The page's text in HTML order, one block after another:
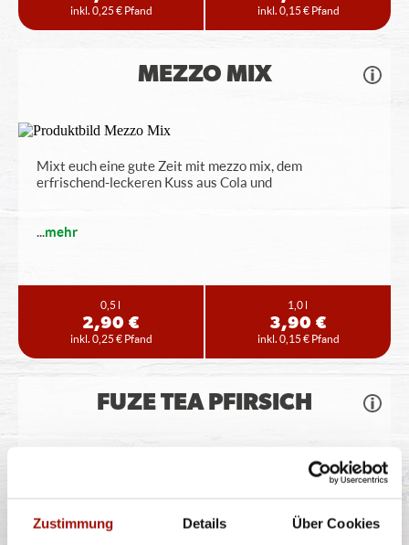
Zustimmung Details Über Cookies
inkl. 0,25 € Pfand inkl. 0,15 € Pfand
MEZZO MIX
Mixt euch eine gute Zeit mit mezzo mix, dem
erfrischend-leckeren Kuss aus Cola und
...mehr
0,5 l
2,90 €
inkl. 0,25 € Pfand
1,0 l
3,90 €
inkl. 0,15 € Pfand
FUZE TEA PFIRSICH